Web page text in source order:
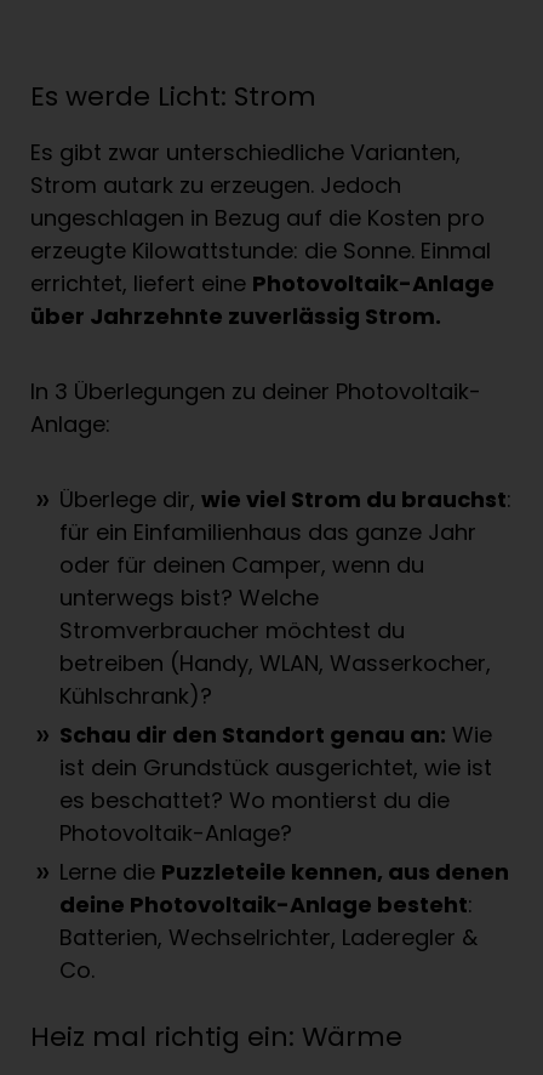
Es werde Licht: Strom
Es gibt zwar unterschiedliche Varianten,
Strom autark zu erzeugen. Jedoch
ungeschlagen in Bezug auf die Kosten pro
erzeugte Kilowattstunde: die Sonne. Einmal
errichtet, liefert eine Photovoltaik-Anlage
über Jahrzehnte zuverlässig Strom.
In 3 Überlegungen zu deiner Photovoltaik-
Anlage:
Überlege dir,wie viel Strom du brauchst:
für ein Einfamilienhaus das ganze Jahr
oder für deinen Camper, wenn du
unterwegs bist? Welche
Stromverbraucher möchtest du
betreiben (Handy, WLAN, Wasserkocher,
Kühlschrank)?
Schau dir den Standort genau an: Wie
ist dein Grundstück ausgerichtet, wie ist
es beschattet? Wo montierst du die
Photovoltaik-Anlage?
Lerne die Puzzleteile kennen, aus denen
deine Photovoltaik-Anlage besteht:
Batterien, Wechselrichter, Laderegler &
Co.
Heiz mal richtig ein: Wärme